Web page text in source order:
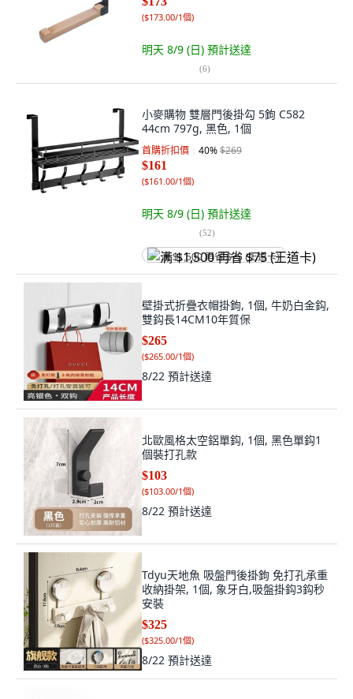
($173.00/1個)
明天 8/9 (日) 預計送達
(6)
小麥購物 雙層門後掛勾 5鉤 C582
44cm 797g, 黑色, 1個
首購折扣價 40%$269
$161
($161.00/1個)
明天 8/9 (日) 預計送達
(52)
满 $1,500 再省 $75 (王道卡)
壁掛式折疊衣帽掛鉤, 1個, 牛奶白金鈎,
雙鈎長14CM10年質保
$265
($265.00/1個)
8/22 預計送達
北歐風格太空鋁單鈎, 1個, 黑色單鈎1
個裝打孔款
$103
($103.00/1個)
8/22 預計送達
Tdyu天地魚 吸盤門後掛鉤 免打孔承重
收納掛架, 1個, 象牙白,吸盤掛鈎3鈎秒
安裝
$325
($325.00/1個)
8/22 預計送達